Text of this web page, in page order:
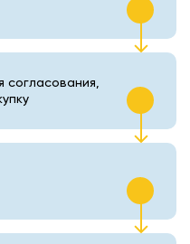
согласования,